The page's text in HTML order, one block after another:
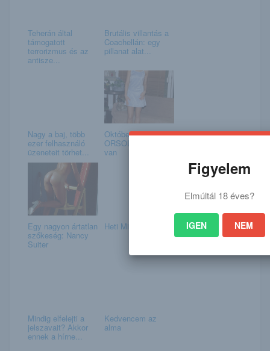
Teherán által
támogatott
terrorizmus és az
antisze...
Brutális villantás a
Coachellán: egy
pillanat alat...
Nagy a baj, több
ezer felhasználó
üzeneteit törhet...
Október 21. –
ORSOLYA napja
van
Egy nagyon ártatlan
szőkeség: Nancy
Suiter
Heti Mix
Mindig elfelejti a
jelszavait? Akkor
ennek a hírne...
Kedvencem az
alma
Figyelem
Elmúltál 18 éves?
IGEN NEM